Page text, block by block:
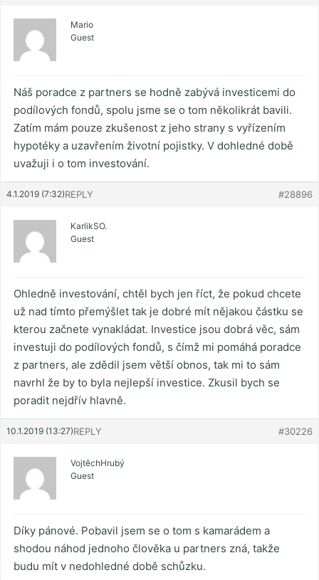
Mario
Guest
Náš poradce z partners se hodně zabývá investicemi do
podílových fondů, spolu jsme se o tom několikrát bavili.
Zatím mám pouze zkušenost z jeho strany s vyřízením
hypotéky a uzavřením životní pojistky. V dohledné době
uvažuji i o tom investování.
4.1.2019 (7:32) #28896
REPLY
KarlikSO.
Guest
Ohledně investování, chtěl bych jen říct, že pokud chcete
už nad tímto přemýšlet tak je dobré mít nějakou částku se
kterou začnete vynakládat. Investice jsou dobrá věc, sám
investuji do podílových fondů, s čímž mi pomáhá poradce
z partners, ale zdědil jsem větší obnos, tak mi to sám
navrhl že by to byla nejlepší investice. Zkusil bych se
poradit nejdřív hlavně.
10.1.2019 (13:27) #30226
REPLY
VojtěchHrubý
Guest
Díky pánové. Pobavil jsem se o tom s kamarádem a
shodou náhod jednoho člověka u partners zná, takže
budu mít v nedohledné době schůzku.